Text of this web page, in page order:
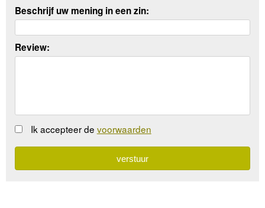
Beschrijf uw mening in een zin:
Review:
Ik accepteer de voorwaarden